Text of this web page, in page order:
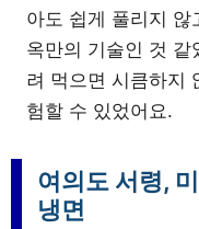
아도 쉽게 풀리지 않
옥만의 기술인 것
려 먹으면 시큼하지
험할 수 있었어요.
여의도 서령,
냉면